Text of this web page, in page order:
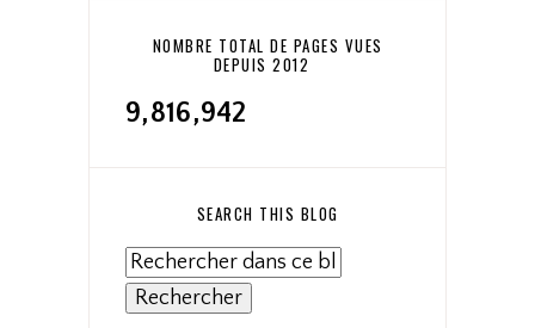
NOMBRE TOTAL DE PAGES VUES
DEPUIS 2012
9,816,942
SEARCH THIS BLOG